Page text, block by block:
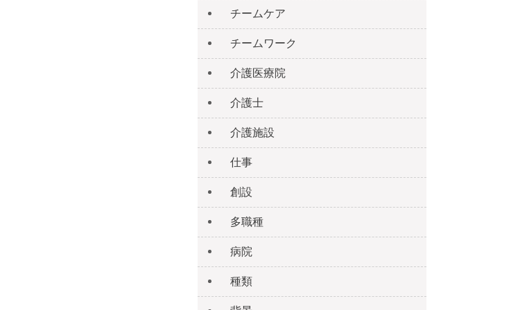
チームケア
チームワーク
介護医療院
介護士
介護施設
仕事
創設
多職種
病院
種類